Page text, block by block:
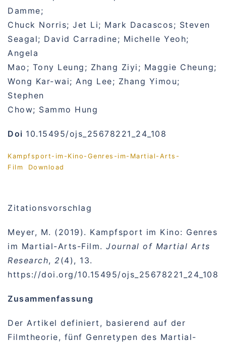
Damme;
Chuck Norris; Jet Li; Mark Dacascos; Steven
Seagal; David Carradine; Michelle Yeoh;
Angela
Mao; Tony Leung; Zhang Ziyi; Maggie Cheung;
Wong Kar-wai; Ang Lee; Zhang Yimou;
Stephen
Chow; Sammo Hung
Doi 10.15495/ojs_25678221_24_108
Kampfsport-im-Kino-Genres-im-Martial-Arts-
Film
Download
Zitationsvorschlag
Meyer, M. (2019). Kampfsport im Kino: Genres
im Martial-Arts-Film. Journal of Martial Arts
Research, 2 (4), 13.
https://doi.org/10.15495/ojs_25678221_24_108
Zusammenfassung
Der Artikel definiert, basierend auf der
Filmtheorie, fünf Genretypen des Martial-